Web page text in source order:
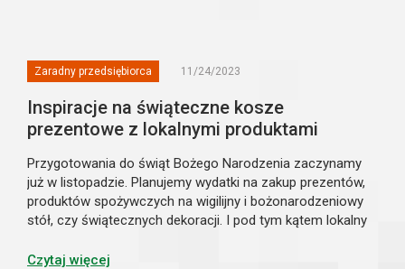
Zaradny przedsiębiorca 11/24/2023
Inspiracje na świąteczne kosze
prezentowe z lokalnymi produktami
Przygotowania do świąt Bożego Narodzenia zaczynamy
już w listopadzie. Planujemy wydatki na zakup prezentów,
produktów spożywczych na wigilijny i bożonarodzeniowy
stół, czy świątecznych dekoracji. I pod tym kątem lokalny
i podpowiedzi, aby zawczasu przygotować podarunki dla
Czytaj więcej